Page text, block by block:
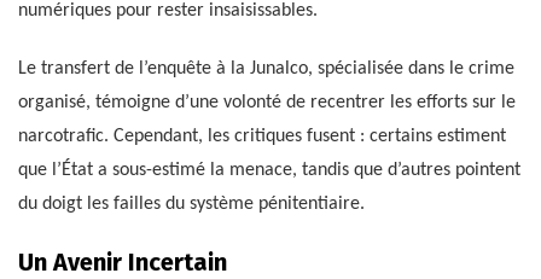
numériques pour rester insaisissables.
Le transfert de l’enquête à la Junalco, spécialisée dans le crime
organisé, témoigne d’une volonté de recentrer les efforts sur le
narcotrafic. Cependant, les critiques fusent : certains estiment
que l’État a sous-estimé la menace, tandis que d’autres pointent
du doigt les failles du système pénitentiaire.
Un Avenir Incertain